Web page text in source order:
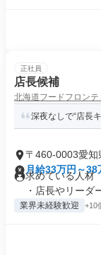
正社員
店長候補
北海道フードフロンテ
深夜なしで“店長
〒460-0003愛
月給33万円～38
求めている人材
・店長やリーダ
業界未経験歓迎 +10